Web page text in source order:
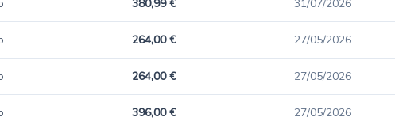
380,99 € 31/07/2026
264,00 € 27/05/2026
264,00 € 27/05/2026
396,00 € 27/05/2026